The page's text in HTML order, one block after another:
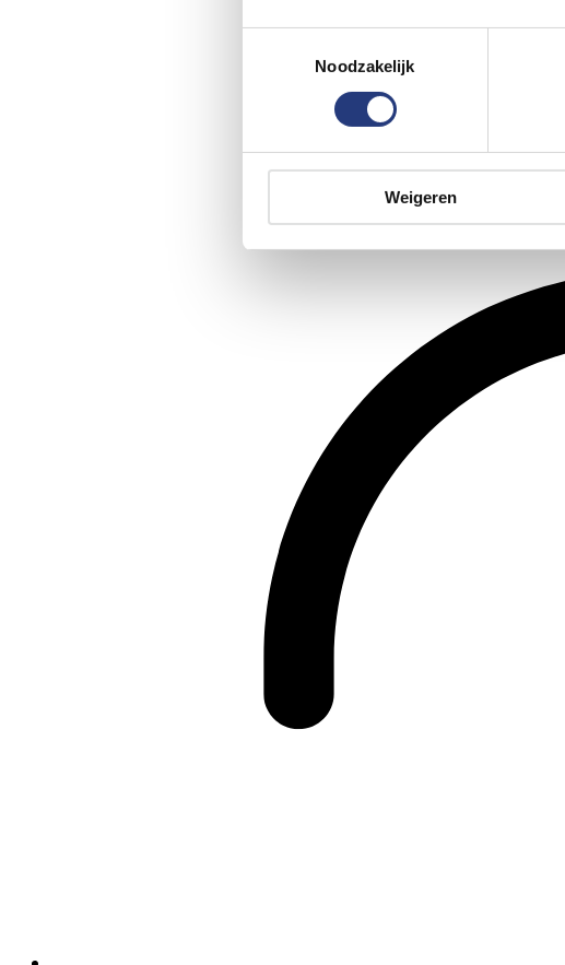
Noodzakelijk
Weigeren